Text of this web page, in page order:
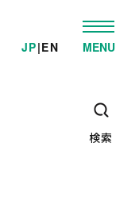
JP|EN MENU
検索